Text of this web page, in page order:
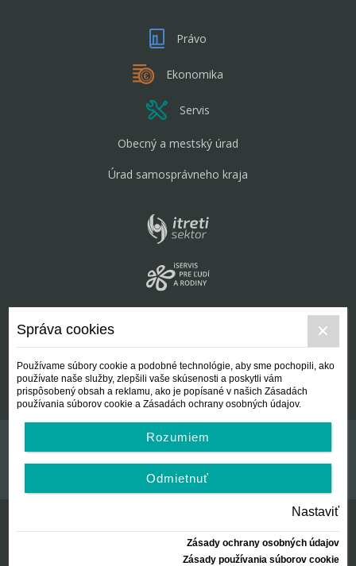
Právo
Ekonomika
Servis
Obecný a mestský úrad
Úrad samosprávneho kraja
Kontakt
Všeobecné podmienky
© Centrálna nezisková spoločnosť | since 2012
Správa cookies
Používame súbory cookie a podobné technológie, aby sme pochopili, ako
používate naše služby, zlepšili vaše skúsenosti a poskytli vám
prispôsobený obsah a reklamu, ako je popísané v našich Zásadách
používania súborov cookie a Zásadách ochrany osobných údajov.
Rozumiem
Odmietnuť
Nastaviť
Zásady ochrany osobných údajov
Zásady používania súborov cookie